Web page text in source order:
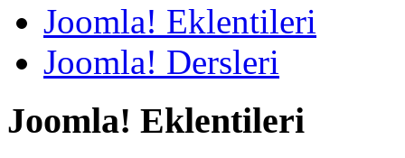
Joomla! Eklentileri
Joomla! Dersleri
Joomla! Eklentileri